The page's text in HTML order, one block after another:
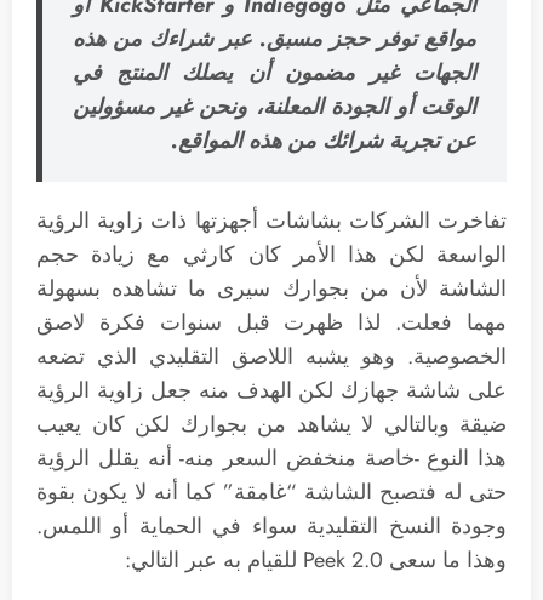
مواقع توفر حجز مسبق. عبر شراءك من هذه
الجهات غير مضمون أن يصلك المنتج في
الوقت أو الجودة المعلنة، ونحن غير مسؤولين
عن تجربة شرائك من هذه المواقع.
تفاخرت الشركات بشاشات أجهزتها ذات زاوية الرؤية
الواسعة لكن هذا الأمر كان كارثي مع زيادة حجم
الشاشة لأن من بجوارك سيرى ما تشاهده بسهولة
مهما فعلت. لذا ظهرت قبل سنوات فكرة لاصق
الخصوصية. وهو يشبه اللاصق التقليدي الذي تضعه
على شاشة جهازك لكن الهدف منه جعل زاوية الرؤية
ضيقة وبالتالي لا يشاهد من بجوارك لكن كان يعيب
هذا النوع -خاصة منخفض السعر منه- أنه يقلل الرؤية
حتى له فتصبح الشاشة “غامقة” كما أنه لا يكون بقوة
وجودة النسخ التقليدية سواء في الحماية أو اللمس.
وهذا ما سعى Peek 2.0 للقيام به عبر التالي: